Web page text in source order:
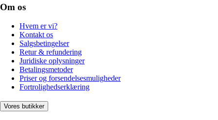
Om os
Hvem er vi?
Kontakt os
Salgsbetingelser
Retur & refundering
Juridiske oplysninger
Betalingsmetoder
Priser og forsendelsesmuligheder
Fortrolighedserklæring
Vores butikker